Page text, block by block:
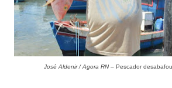
José Aldenir / Agora RN – Pescador